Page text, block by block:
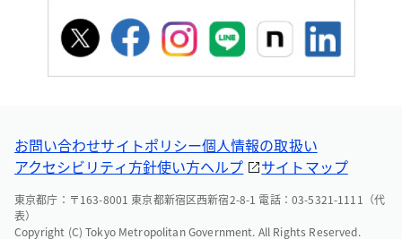
お問い合わせサイトポリシー個人情報の取扱い
アクセシビリティ方針使い方ヘルプ サイトマップ
東京都庁：〒163-8001 東京都新宿区西新宿2-8-1 電話：03-5321-1111（代
表）
Copyright (C) Tokyo Metropolitan Government. All Rights Reserved.